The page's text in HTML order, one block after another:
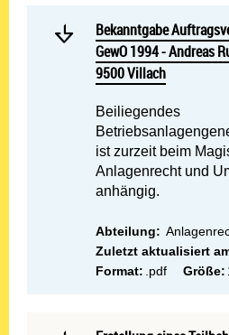
Mehr lesen:
Bekanntgabe
Bekanntgabe
GewO 1994 - Andreas
9500 Villach
Beiliegendes
ist zurzeit beim
Anlagenrecht und
anhängig.
Abteilung:
Zuletzt aktualisiert
Format: .pdf Größe:
Mehr lesen: